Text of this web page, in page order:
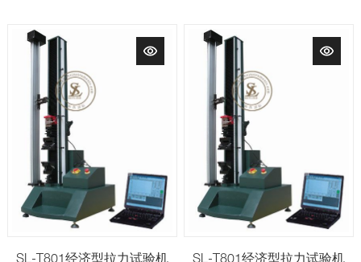
SL-T801经济型拉力试验机 SL-T801经济型拉力试验机